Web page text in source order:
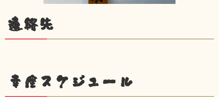
連絡先
幸座スケジュール